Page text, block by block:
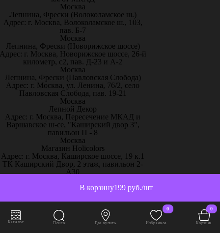
199 руб./шт
В корзину
Москва
Лепнина, Фрески (Волоколамское ш.)
Адрес: г. Москва, Волоколамское ш., 103,
пав. Б-7
Москва
Лепнина, Фрески (Новорижское шоссе)
г. Москва, Новорижское шоссе, 26-й
километр, с2, пав. Д-23 и А-2
Москва
Лепнина, Фрески (Павловская Слобода)
Адрес: г. Москва, ул. Ленина, 76/2, село
Павловская Слобода, пав. 19-21
Москва
Лепной Декор
Адрес: г. Москва, Пересечение МКАД и
Варшавское ш-се, "Каширский двор 3",
павильон П - 8
Москва
Магазин Holicolors
Адрес: г. Москва, Каширское шоссе, 19 к.1
ТК Каширский Двор, 2 этаж, павильон 2-
А30
Магазин Sherwinstore
24, павильон 3, блок 10с, место 130
Москва
ООО Паркет-Авeню
г. Москва, Ленинградское ш, дом 25.
Каталог Поиск Где купить
0
Избранное
0
Корзина